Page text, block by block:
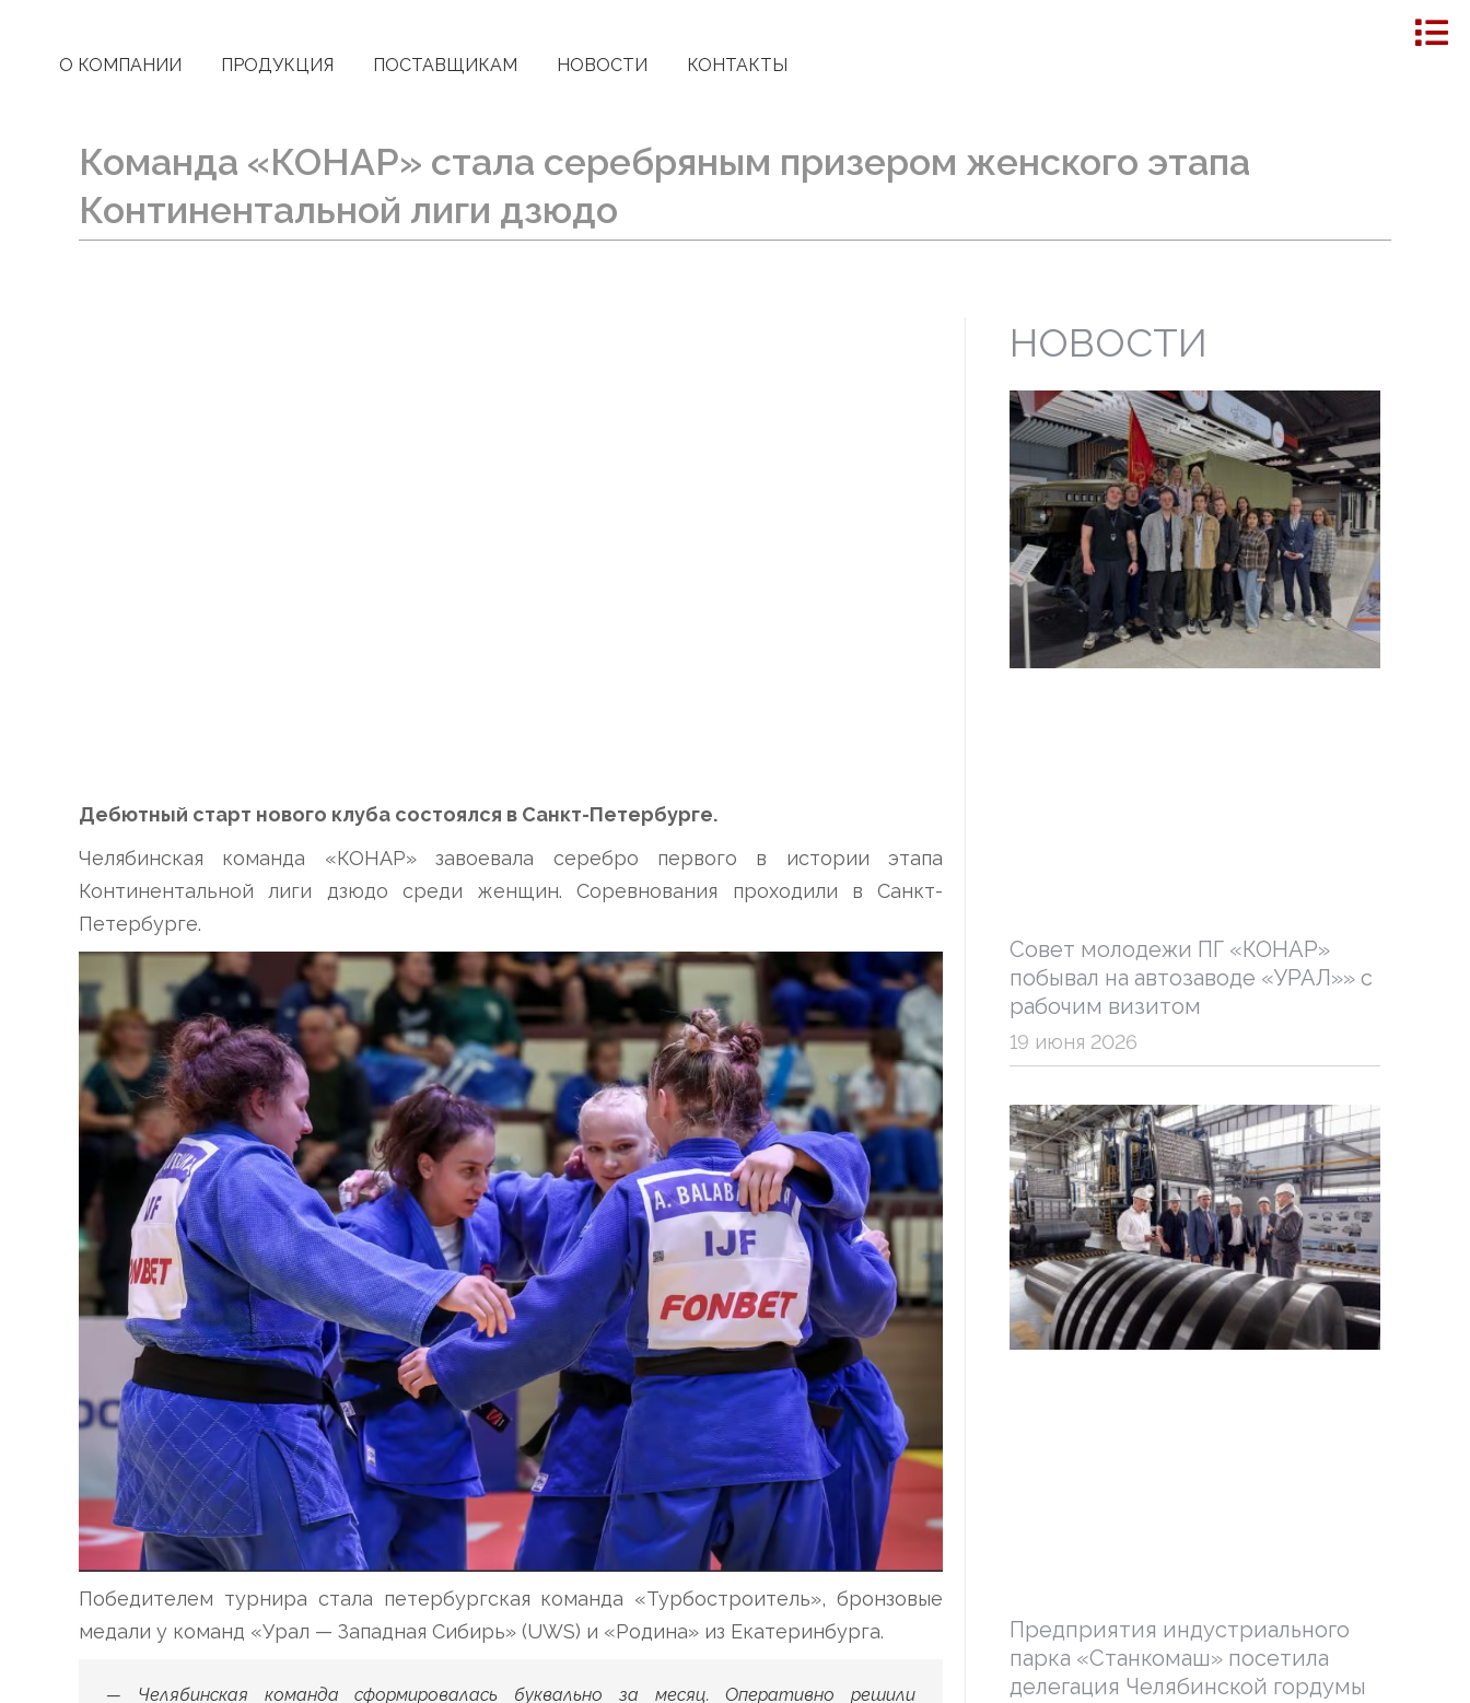
О КОМПАНИИ ПРОДУКЦИЯ ПОСТАВЩИКАМ НОВОСТИ КОНТАКТЫ
Команда «КОНАР» стала серебряным призером женского этапа
Континентальной лиги дзюдо
Дебютный старт нового клуба состоялся в Санкт-Петербурге.
Челябинская команда «КОНАР» завоевала серебро первого в истории этапа
Континентальной лиги дзюдо среди женщин. Соревнования проходили в Санкт-
Петербурге.
Победителем турнира стала петербургская команда «Турбостроитель», бронзовые
медали у команд «Урал — Западная Сибирь» (UWS) и «Родина» из Екатеринбурга.
— Челябинская команда сформировалась буквально за месяц. Оперативно решили
НОВОСТИ
Совет молодежи ПГ «КОНАР»
побывал на автозаводе «УРАЛ»» с
рабочим визитом
19 июня 2026
Предприятия индустриального
парка «Станкомаш» посетила
делегация Челябинской гордумы